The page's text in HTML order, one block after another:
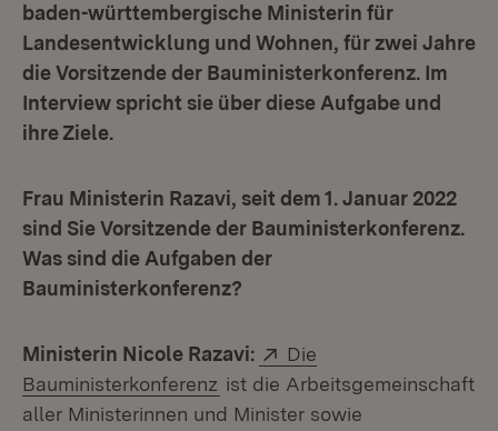
baden-württembergische Ministerin für
Landesentwicklung und Wohnen, für zwei Jahre
die Vorsitzende der Bauministerkonferenz. Im
Interview spricht sie über diese Aufgabe und
ihre Ziele.
Frau Ministerin Razavi, seit dem 1. Januar 2022
sind Sie Vorsitzende der Bauministerkonferenz.
Was sind die Aufgaben der
Bauministerkonferenz?
Ministerin Nicole Razavi: Extern:
Die
Bauministerkonferenz (Öffnet in neuem Fenster)
ist die Arbeitsgemeinschaft
aller Ministerinnen und Minister sowie